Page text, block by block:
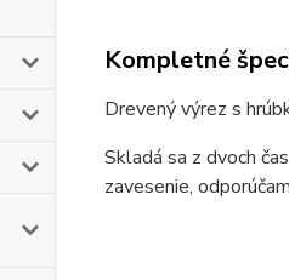
Kompletné
Drevený výrez s
Skladá sa z dvoch
zavesenie,